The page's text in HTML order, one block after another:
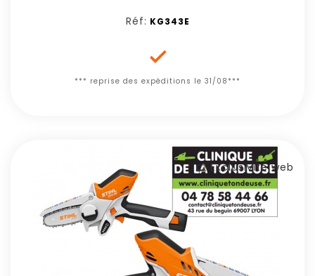
Réf: KG343E

*** reprise des expéditions le 31/08***
Exclusivité web